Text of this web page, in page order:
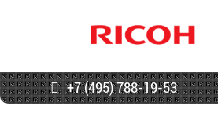
+7 (495) 788-19-53